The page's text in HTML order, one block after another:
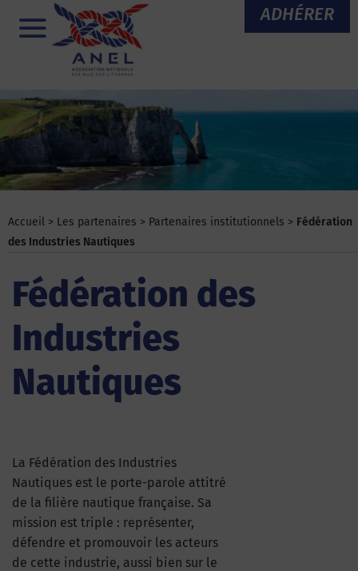
ADHÉRER
Menu
Accueil > Les partenaires > Partenaires institutionnels > Fédération
des Industries Nautiques
Fédération des
Industries
Nautiques
La Fédération des Industries
Nautiques est le porte-parole attitré
de la filière nautique française. Sa
mission est triple : représenter,
défendre et promouvoir les acteurs
de cette industrie, aussi bien sur le